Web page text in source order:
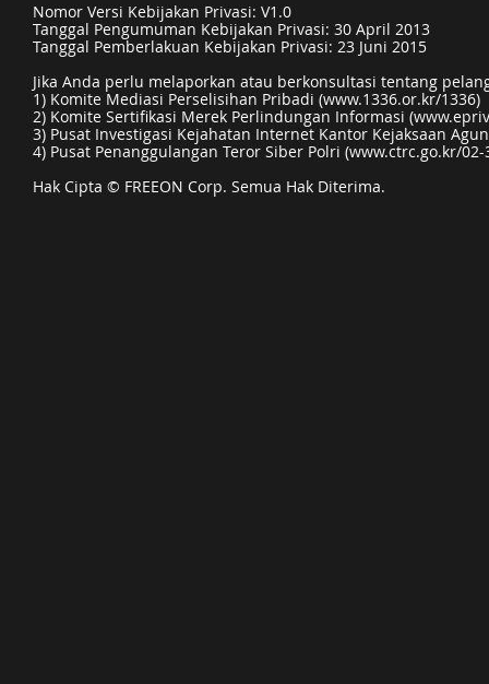
Nomor Versi Kebijakan Privasi: V1.0
Tanggal Pengumuman Kebijakan Privasi: 30 April 2013
Tanggal Pemberlakuan Kebijakan Privasi: 23 Juni 2015
Jika Anda perlu melaporkan atau berkonsultasi tentang
1) Komite Mediasi Perselisihan Pribadi (www.1336.or.kr/1336)
2) Komite Sertifikasi Merek Perlindungan Informasi (
3) Pusat Investigasi Kejahatan Internet Kantor Kejaksaan
4) Pusat Penanggulangan Teror Siber Polri (www.ctrc.go.kr/02-
Hak Cipta © FREEON Corp. Semua Hak Diterima.